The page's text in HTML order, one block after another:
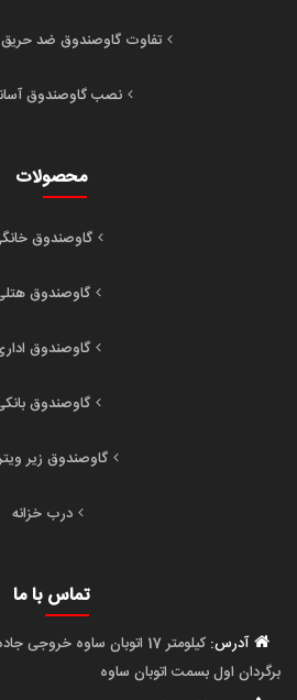
تفاوت گاوصندوق ضد
نصب گاوصندوق
محصولات
گاوصندوق
گاوصندوق
گاوصندوق
گاوصندوق
گاوصندوق زیر
درب خزانه
تماس با ما
آدرس:
کیلومتر 17 اتوبان ساوه
برگردان اول بسمت اتوبان ساوه